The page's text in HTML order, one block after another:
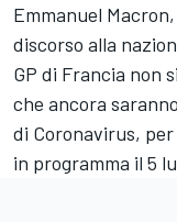
Emmanuel
discorso alla
GP di Francia non
che ancora
di Coronavirus, per
in programma il 5